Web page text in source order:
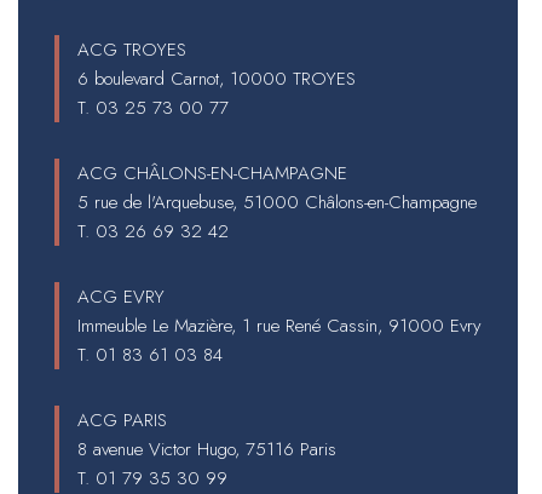
ACG TROYES
6 boulevard Carnot, 10000 TROYES
T. 03 25 73 00 77
ACG CHÂLONS-EN-CHAMPAGNE
5 rue de l'Arquebuse, 51000 Châlons-en-Champagne
T. 03 26 69 32 42
ACG EVRY
Immeuble Le Mazière, 1 rue René Cassin, 91000 Evry
T. 01 83 61 03 84
ACG PARIS
8 avenue Victor Hugo, 75116 Paris
T. 01 79 35 30 99